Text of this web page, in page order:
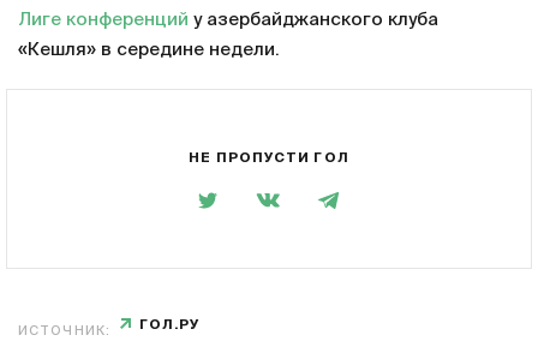
Лиге конференций у азербайджанского клуба
«Кешля» в середине недели.
НЕ ПРОПУСТИ ГОЛ
ИСТОЧНИК: ГОЛ.РУ